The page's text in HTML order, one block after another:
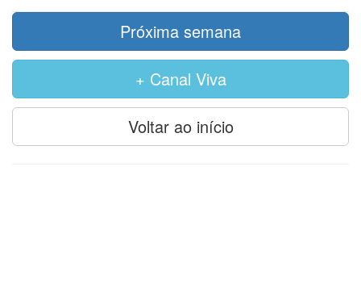
Próxima semana
+ Canal Viva
Voltar ao início